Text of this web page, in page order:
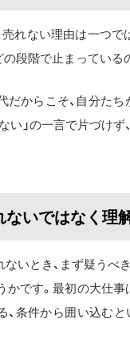
売れない理由は一つで
の段階で止まっている
だからこそ、自分た
ない」の一言で片づけ
ないではなく理
ないとき、まず疑うべ
かです。最初の大仕事
、条件から囲い込む